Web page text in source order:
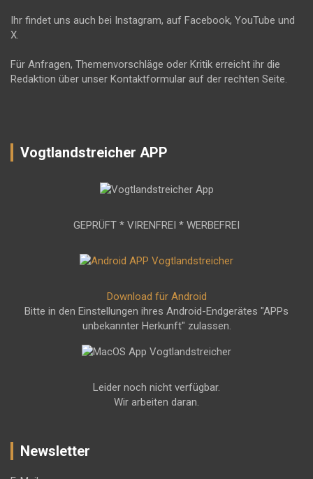
Ihr findet uns auch bei Instagram, auf Facebook, YouTube und
X.
Für Anfragen, Themenvorschläge oder Kritik erreicht ihr die
Redaktion über unser Kontaktformular auf der rechten Seite.
Vogtlandstreicher APP
GEPRÜFT * VIRENFREI * WERBEFREI
Download für Android
Bitte in den Einstellungen ihres Android-Endgerätes "APPs
unbekannter Herkunft" zulassen.
Leider noch nicht verfügbar.
Wir arbeiten daran.
Newsletter